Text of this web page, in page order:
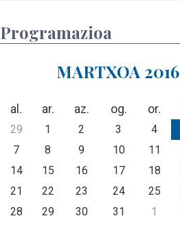
Programazioa
MARTXOA 2016
al. ar. az. og. or.
29 1 2 3 4
7
8 9 10 11
14
15 16 17 18
21
22 23 24 25
28
29 30 31 1